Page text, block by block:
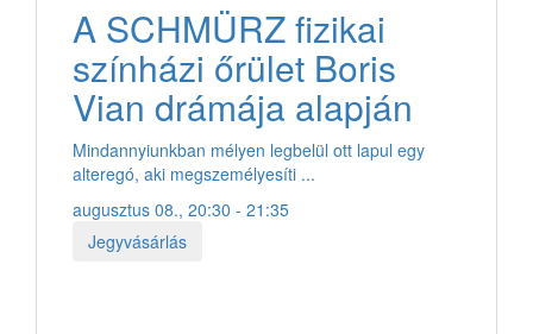
A SCHMÜRZ fizikai
színházi őrület Boris
Vian drámája alapján
Mindannyiunkban mélyen legbelül ott lapul egy
alteregó, aki megszemélyesíti ...
augusztus 08., 20:30 - 21:35
Jegyvásárlás